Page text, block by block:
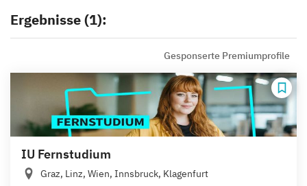
Ergebnisse (1):
Gesponserte Premiumprofile
IU Fernstudium
Graz, Linz, Wien, Innsbruck, Klagenfurt